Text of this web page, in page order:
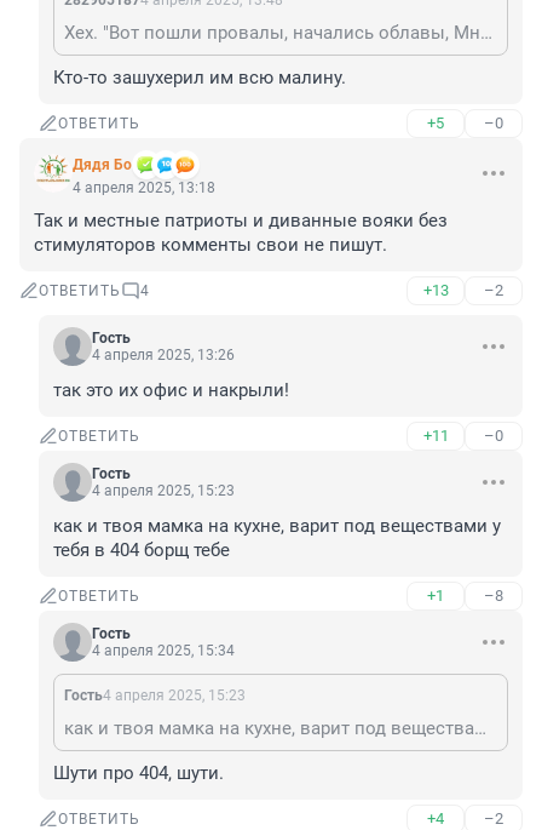
Хех. "Вот пошли провалы, начались облавы, Много стало наших пропадать."
Кто-то зашухерил им всю малину.
ОТВЕТИТЬ +5 –0
Дядя Бо
4 апреля 2025, 13:18
Так и местные патриоты и диванные вояки без
стимуляторов комменты свои не пишут.
ОТВЕТИТЬ 4 +13 –2
Гость
4 апреля 2025, 13:26
так это их офис и накрыли!
ОТВЕТИТЬ +11 –0
Гость
4 апреля 2025, 15:23
как и твоя мамка на кухне, варит под веществами у
тебя в 404 борщ тебе
ОТВЕТИТЬ +1 –8
Гость
4 апреля 2025, 15:34
Гость4 апреля 2025, 15:23
как и твоя мамка на кухне, варит под веществами у тебя в 404 борщ тебе
Шути про 404, шути.
ОТВЕТИТЬ +4 –2